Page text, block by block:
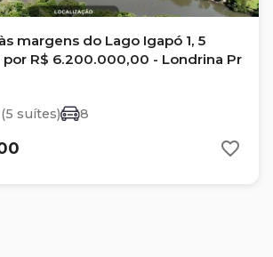
margens do Lago Igapó 1, 5
por R$ 6.200.000,00 - Londrina Pr
suítes) 8